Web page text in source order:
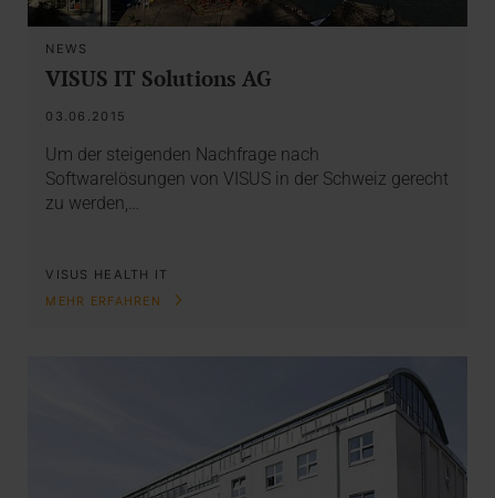
NEWS
VISUS IT Solutions AG
03.06.2015
Um der steigenden Nachfrage nach
Softwarelösungen von VISUS in der Schweiz gerecht
zu werden,…
VISUS HEALTH IT
MEHR ERFAHREN